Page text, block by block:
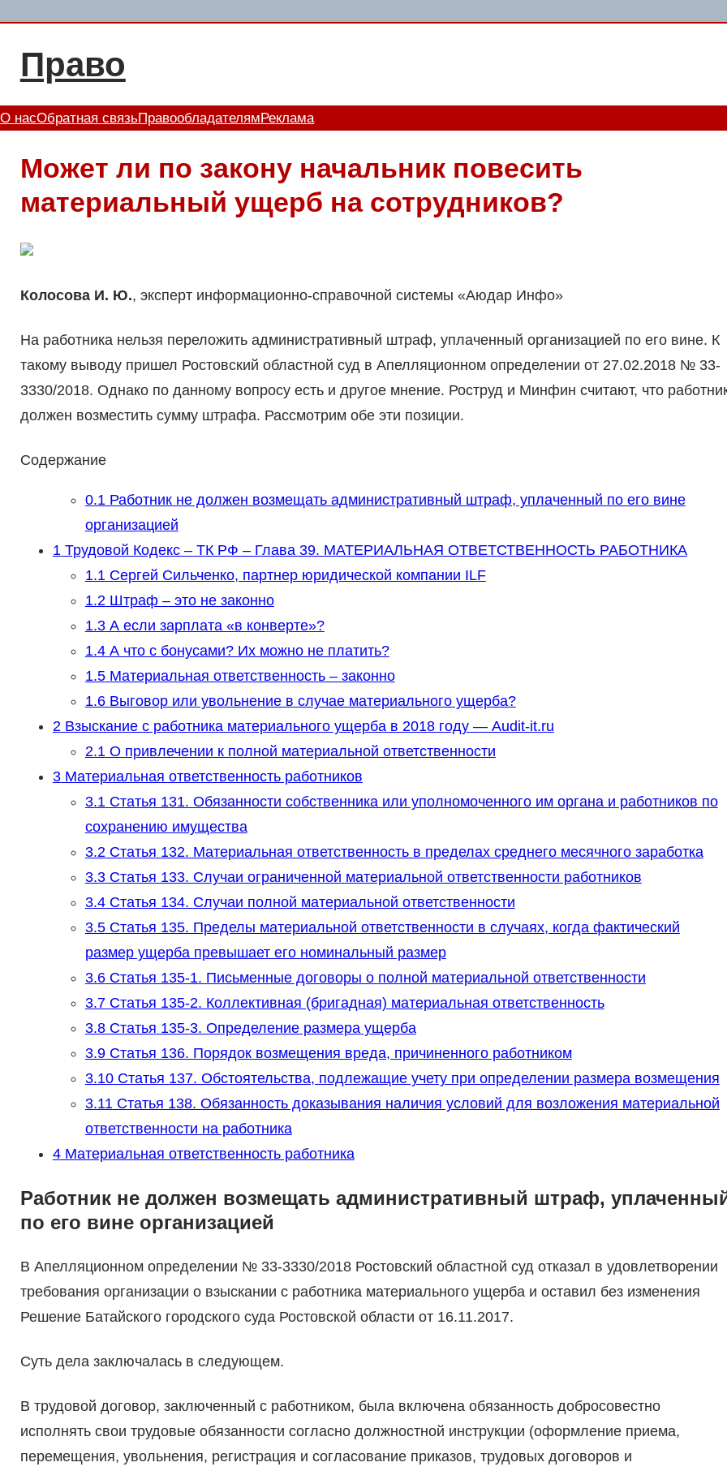
содержимому
Право
О насОбратная связьПравообладателям Реклама
Может ли по закону начальник повесить
материальный ущерб на сотрудников?
Колосова И. Ю., эксперт информационно-справочной системы «Аюдар Инфо»
На работника нельзя переложить административный штраф, уплаченный организацией по его вине. К
такому выводу пришел Ростовский областной суд в Апелляционном определении от 27.02.2018 № 33-
3330/2018. Однако по данному вопросу есть и другое мнение. Роструд и Минфин считают, что
должен возместить сумму штрафа. Рассмотрим обе эти позиции.
Содержание
0.1Работник не должен возмещать административный штраф, уплаченный по его вине
организацией
1Трудовой Кодекс – ТК РФ – Глава 39. МАТЕРИАЛЬНАЯ ОТВЕТСТВЕННОСТЬ РАБОТНИКА
1.1Сергей Сильченко, партнер юридической компании ILF
1.2Штраф – это не законно
1.3А если зарплата «в конверте»?
1.4А что с бонусами? Их можно не платить?
1.5Материальная ответственность – законно
1.6Выговор или увольнение в случае материального ущерба?
2Взыскание с работника материального ущерба в 2018 году — Audit-it.ru
2.1О привлечении к полной материальной ответственности
3Материальная ответственность работников
3.1Статья 131. Обязанности собственника или уполномоченного им органа и работников по
сохранению имущества
3.2Статья 132. Материальная ответственность в пределах среднего месячного заработка
3.3Статья 133. Случаи ограниченной материальной ответственности работников
3.4Статья 134. Случаи полной материальной ответственности
3.5Статья 135. Пределы материальной ответственности в случаях, когда фактический
размер ущерба превышает его номинальный размер
3.6Статья 135-1. Письменные договоры о полной материальной ответственности
3.7Статья 135-2. Коллективная (бригадная) материальная ответственность
3.8Статья 135-3. Определение размера ущерба
3.9Статья 136. Порядок возмещения вреда, причиненного работником
3.10Статья 137. Обстоятельства, подлежащие учету при определении размера возмещения
3.11Статья 138. Обязанность доказывания наличия условий для возложения материальной
ответственности на работника
4Материальная ответственность работника
Работник не должен возмещать административный штраф,
по его вине организацией
В Апелляционном определении № 33-3330/2018 Ростовский областной суд отказал в удовлетворении
требования организации о взыскании с работника материального ущерба и оставил без изменения
Решение Батайского городского суда Ростовской области от 16.11.2017.
Суть дела заключалась в следующем.
В трудовой договор, заключенный с работником, была включена обязанность добросовестно
исполнять свои трудовые обязанности согласно должностной инструкции (оформление приема,
перемещения, увольнения, регистрация и согласование приказов, трудовых договоров и